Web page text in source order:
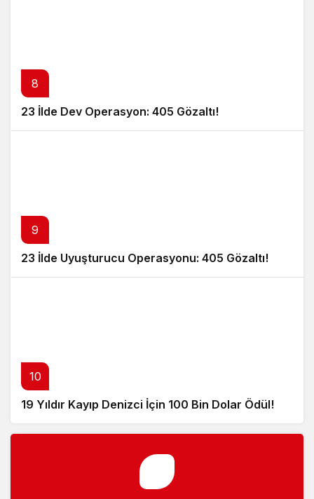
8
23 İlde Dev Operasyon: 405 Gözaltı!
9
23 İlde Uyuşturucu Operasyonu: 405 Gözaltı!
10
19 Yıldır Kayıp Denizci İçin 100 Bin Dolar Ödül!